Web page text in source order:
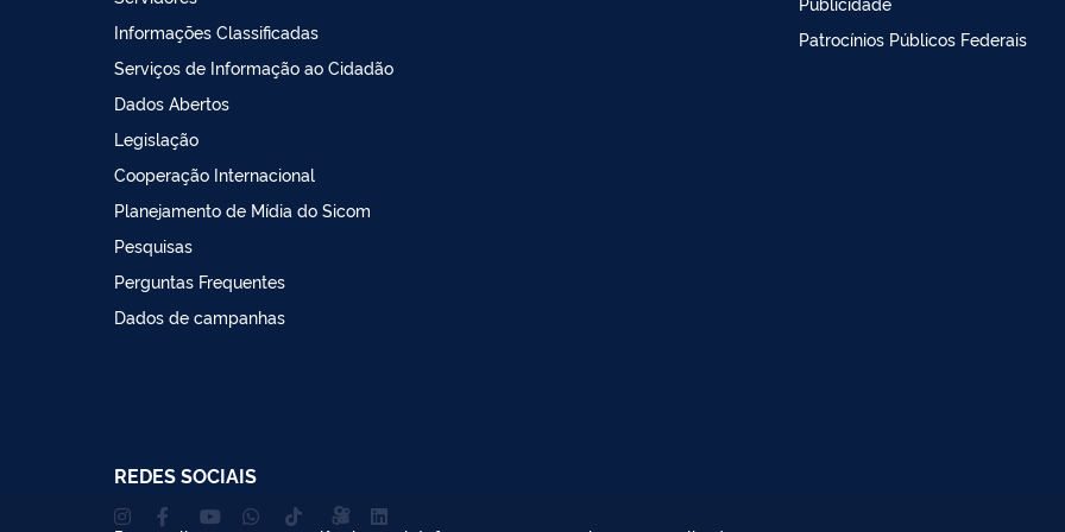
Informações Classificadas
Serviços de Informação ao Cidadão
Dados Abertos
Legislação
Cooperação Internacional
Planejamento de Mídia do Sicom
Pesquisas
Perguntas Frequentes
Dados de campanhas
Patrocínios Públicos Federais
REDES SOCIAIS